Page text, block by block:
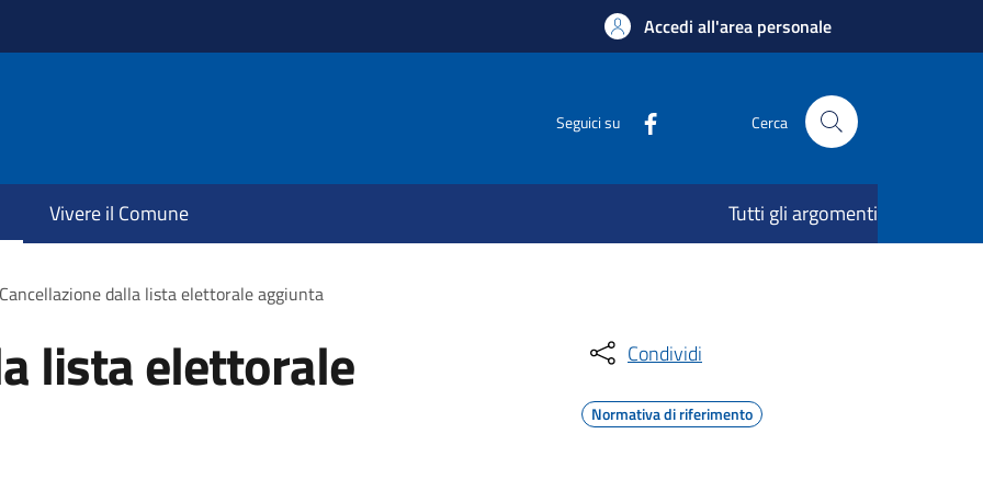
Accedi all'area personale
Seguici su Cerca
Vivere il Comune Tutti gli argomenti
Cancellazione dalla lista elettorale aggiunta
lista elettorale Condividi
Normativa di riferimento